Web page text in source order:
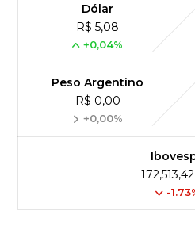
Dólar
R$ 5,08
+0,04%
Peso Argentino
R$ 0,00
+0,00%
-